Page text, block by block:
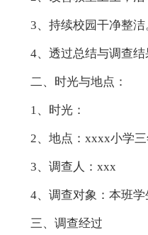
3、持续校园干净整洁
4、透过总结与调查结
二、时光与地点：
1、时光：
2、地点：xxxx小学
3、调查人：xxx
4、调查对象：本班学
三、调查经过